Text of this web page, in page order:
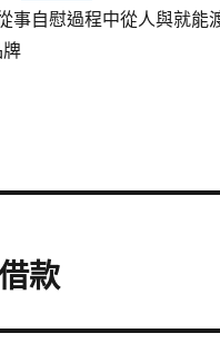
事自慰過程中從人與就能
款